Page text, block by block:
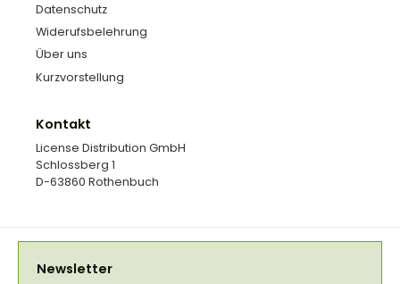
Datenschutz
Widerufsbelehrung
Über uns
Kurzvorstellung
Kontakt
License Distribution GmbH
Schlossberg 1
D-63860 Rothenbuch
Newsletter